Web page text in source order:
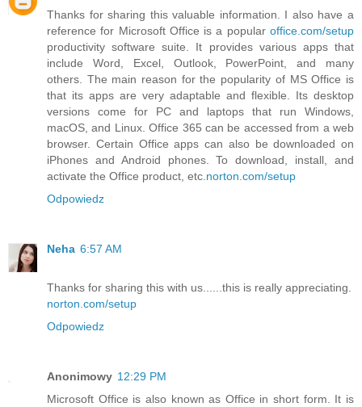
Thanks for sharing this valuable information. I also have a
reference for Microsoft Office is a popular office.com/setup
productivity software suite. It provides various apps that
include Word, Excel, Outlook, PowerPoint, and many
others. The main reason for the popularity of MS Office is
that its apps are very adaptable and flexible. Its desktop
versions come for PC and laptops that run Windows,
macOS, and Linux. Office 365 can be accessed from a web
browser. Certain Office apps can also be downloaded on
iPhones and Android phones. To download, install, and
activate the Office product, etc.norton.com/setup
Odpowiedz
Neha 6:57 AM
Thanks for sharing this with us......this is really appreciating.
norton.com/setup
Odpowiedz
Anonimowy 12:29 PM
Microsoft Office is also known as Office in short form. It is